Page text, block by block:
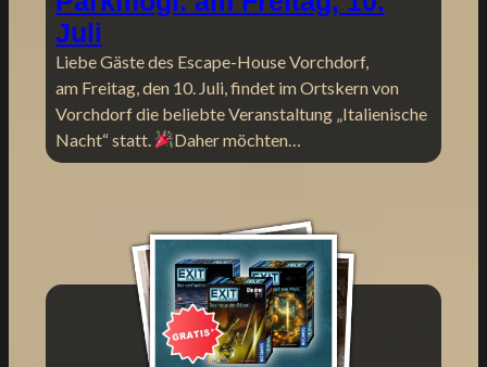
Juli
Liebe Gäste des Escape-House Vorchdorf,
am Freitag, den 10. Juli, findet im Ortskern von
Vorchdorf die beliebte Veranstaltung „Italienische
Nacht“ statt.
Daher möchten…